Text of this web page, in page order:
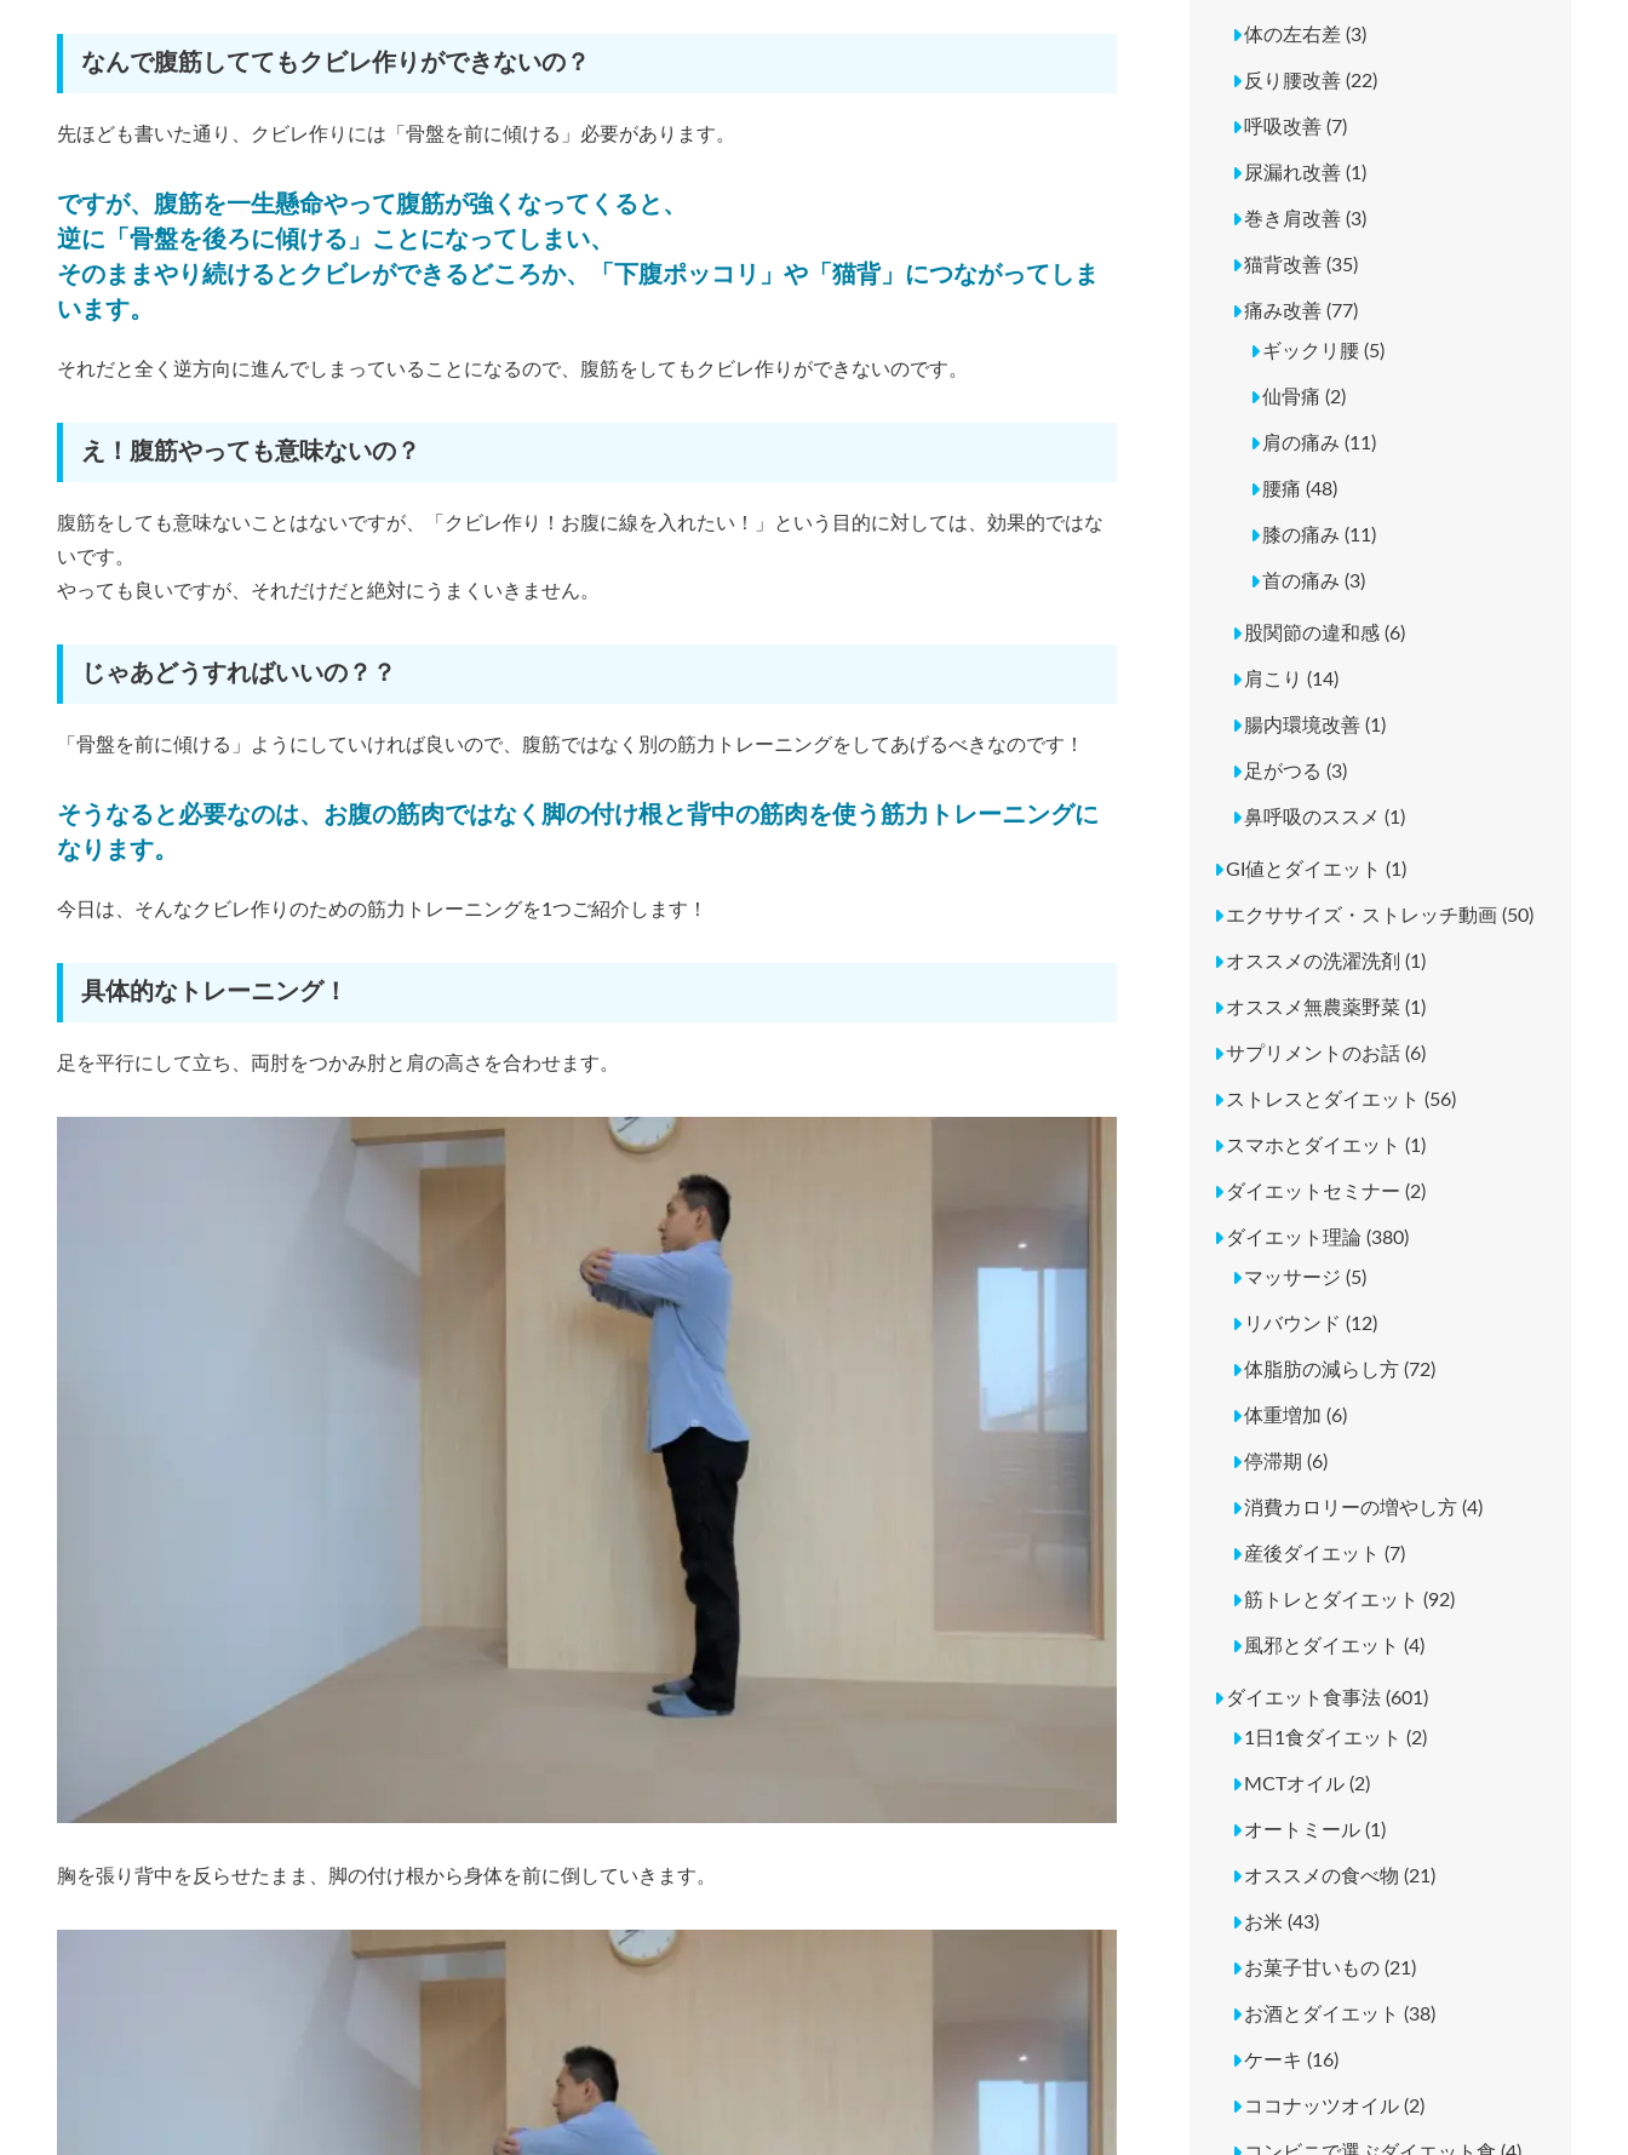
なんで腹筋しててもクビレ作りができないの？
先ほども書いた通り、クビレ作りには「骨盤を前に傾ける」必要があります。
ですが、腹筋を一生懸命やって腹筋が強くなってくると、
逆に「骨盤を後ろに傾ける」ことになってしまい、
そのままやり続けるとクビレができるどころか、「下腹ポッコリ」や「猫背」につながってしま
います。
それだと全く逆方向に進んでしまっていることになるので、腹筋をしてもクビレ作りができないのです。
え！腹筋やっても意味ないの？
腹筋をしても意味ないことはないですが、「クビレ作り！お腹に線を入れたい！」という目的に対しては、効果的ではな
いです。
やっても良いですが、それだけだと絶対にうまくいきません。
じゃあどうすればいいの？？
「骨盤を前に傾ける」ようにしていければ良いので、腹筋ではなく別の筋力トレーニングをしてあげるべきなのです！
そうなると必要なのは、お腹の筋肉ではなく脚の付け根と背中の筋肉を使う筋力トレーニングに
なります。
今日は、そんなクビレ作りのための筋力トレーニングを1つご紹介します！
具体的なトレーニング！
足を平行にして立ち、両肘をつかみ肘と肩の高さを合わせます。
胸を張り背中を反らせたまま、脚の付け根から身体を前に倒していきます。
体の左右差 (3)
反り腰改善 (22)
呼吸改善 (7)
尿漏れ改善 (1)
巻き肩改善 (3)
猫背改善 (35)
痛み改善 (77)
ギックリ腰 (5)
仙骨痛 (2)
肩の痛み (11)
腰痛 (48)
膝の痛み (11)
首の痛み (3)
股関節の違和感 (6)
肩こり (14)
腸内環境改善 (1)
足がつる (3)
鼻呼吸のススメ (1)
GI値とダイエット (1)
エクササイズ・ストレッチ動画 (50)
オススメの洗濯洗剤 (1)
オススメ無農薬野菜 (1)
サプリメントのお話 (6)
ストレスとダイエット (56)
スマホとダイエット (1)
ダイエットセミナー (2)
ダイエット理論 (380)
マッサージ (5)
リバウンド (12)
体脂肪の減らし方 (72)
体重増加 (6)
停滞期 (6)
消費カロリーの増やし方 (4)
産後ダイエット (7)
筋トレとダイエット (92)
風邪とダイエット (4)
ダイエット食事法 (601)
1日1食ダイエット (2)
MCTオイル (2)
オートミール (1)
オススメの食べ物 (21)
お米 (43)
お菓子甘いもの (21)
お酒とダイエット (38)
ケーキ (16)
ココナッツオイル (2)